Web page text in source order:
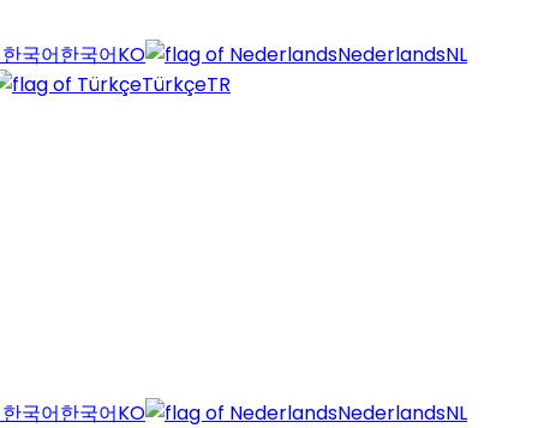
한국어KO NederlandsNL
TürkçeTR
한국어KO NederlandsNL